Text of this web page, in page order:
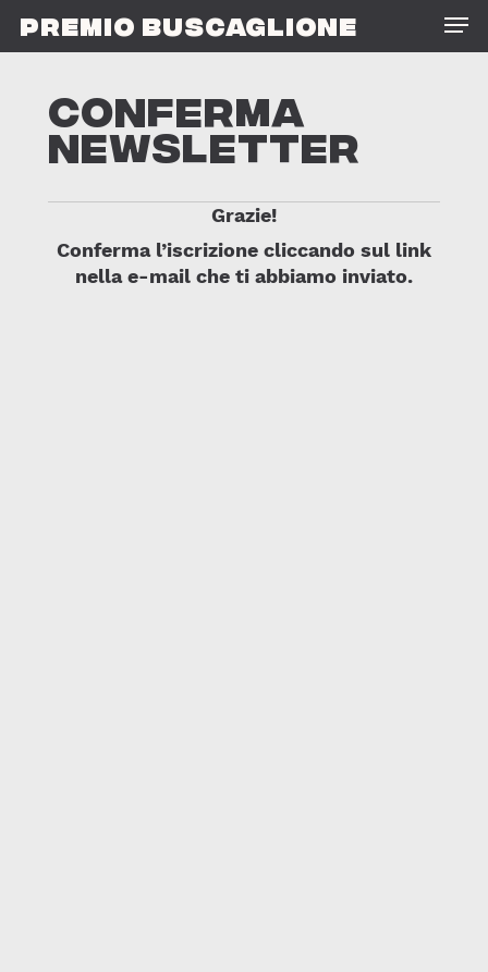
main
PREMIO BUSCAGLIONE
CONFERMA
NEWSLETTER
Grazie!
Conferma l’iscrizione cliccando sul link
nella e-mail che ti abbiamo inviato.